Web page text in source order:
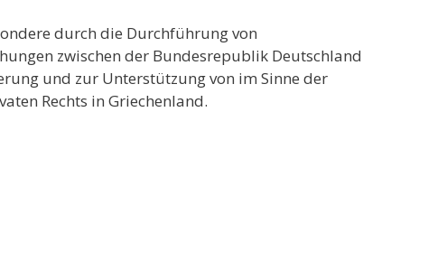
durch die Durchführung von
zwischen der Bundesrepublik Deutschland
und zur Unterstützung von im Sinne der
Rechts in Griechenland.